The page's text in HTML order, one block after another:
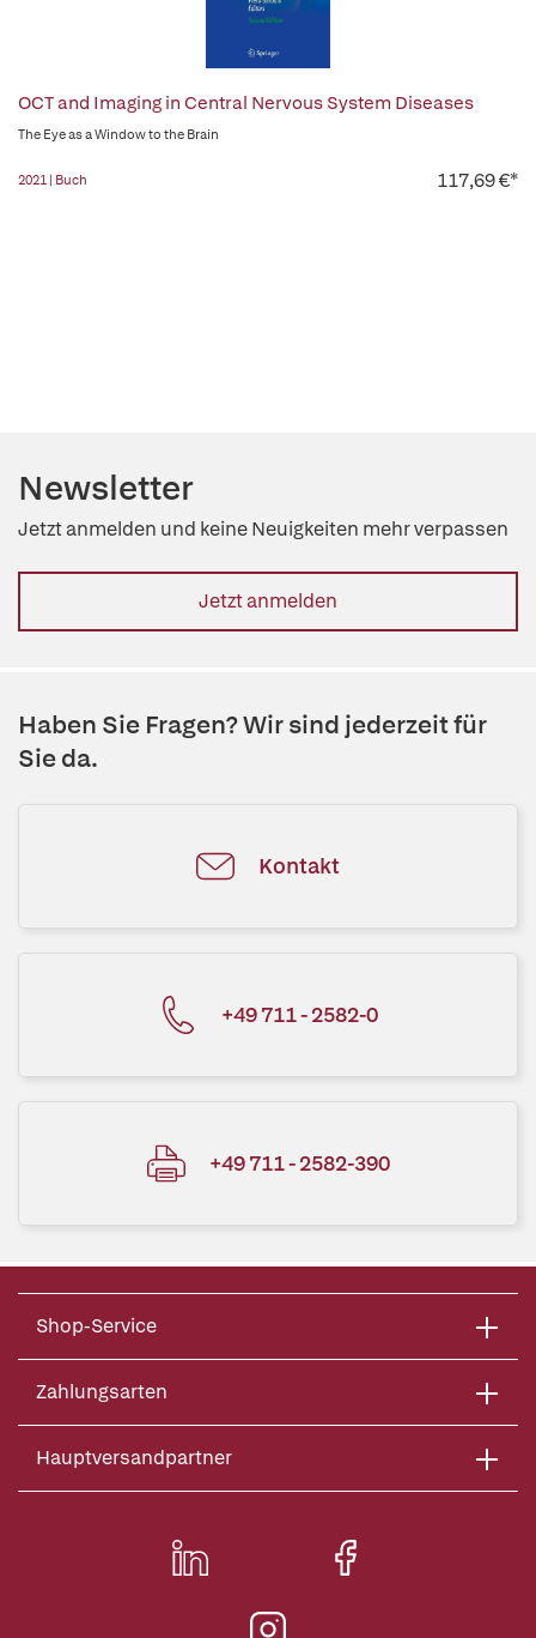
OCT and Imaging in Central Nervous System Diseases
The Eye as a Window to the Brain
2021 | Buch 117,69 €*
Newsletter
Jetzt anmelden und keine Neuigkeiten mehr verpassen
Jetzt anmelden
Haben Sie Fragen? Wir sind jederzeit für
Sie da.
Kontakt
+49 711 - 2582-0
+49 711 - 2582-390
Shop-Service
Zahlungsarten
Hauptversandpartner